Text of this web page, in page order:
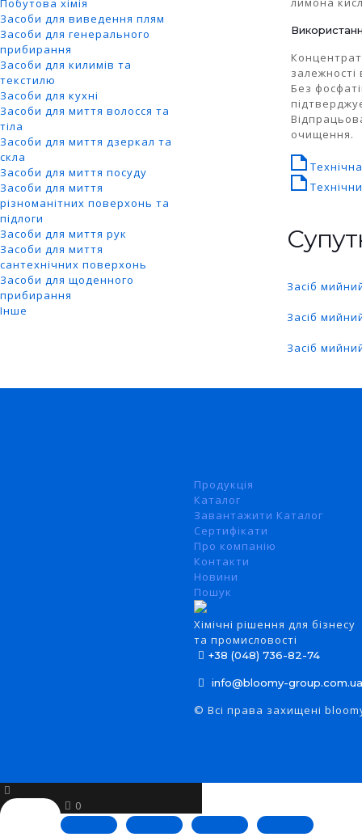
Без
очищення.
Засіб
Засіб
Засіб
Побутова хімія
Засоби для виведення плям
Засоби для генерального
прибирання
Засоби для килимів та
текстилю
Засоби для кухні
Засоби для миття волосся та
тіла
Засоби для миття дзеркал та
скла
Засоби для миття посуду
Засоби для миття
різноманітних поверхонь та
підлоги
Засоби для миття рук
Засоби для миття
сантехнічних поверхонь
Засоби для щоденного
прибирання
Інше
Продукція
Каталог
Завантажити Каталог
Сертифікати
Про компанію
Контакти
Новини
Пошук
Xімічні рішення для бізнесу
та промисловості
+38 (048) 736-82-74
info@bloomy-
© Всі права захищені
0